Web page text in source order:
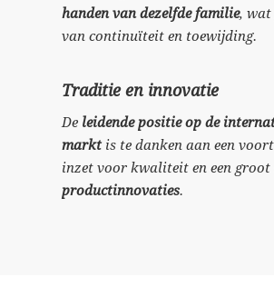
handen van dezelfde familie,
van continuïteit en toewijding.
Traditie en innovatie
De leidende positie op de
marktis te danken aan een
inzet voor kwaliteit en een
productinnovaties.